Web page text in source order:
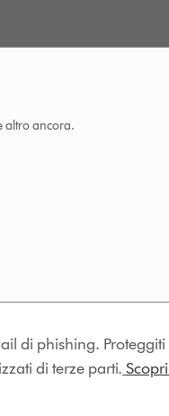
altro ancora.
di phishing.
di terze parti.